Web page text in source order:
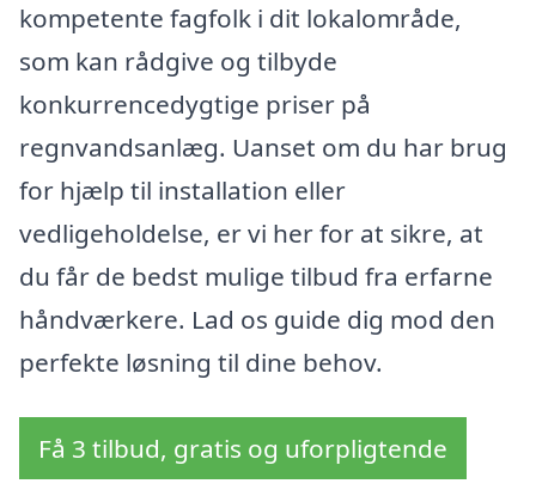
kompetente fagfolk i dit lokalområde,
som kan rådgive og tilbyde
konkurrencedygtige priser på
regnvandsanlæg. Uanset om du har brug
for hjælp til installation eller
vedligeholdelse, er vi her for at sikre, at
du får de bedst mulige tilbud fra erfarne
håndværkere. Lad os guide dig mod den
perfekte løsning til dine behov.
Få 3 tilbud, gratis og uforpligtende